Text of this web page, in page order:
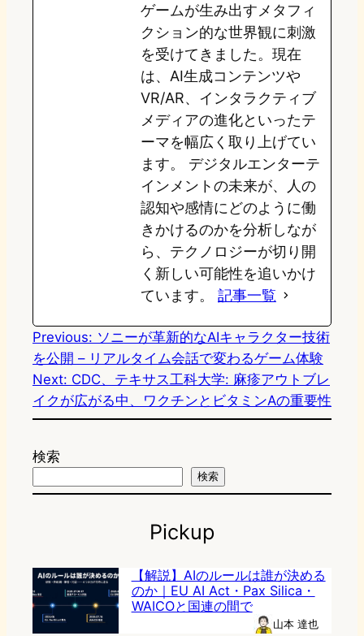
ゲームが生み出すメタフィ
クション的な世界観に刺激
を受けてきました。現在
は、AI生成コンテンツや
VR/AR、インタラクティブ
メディアの進化といったテ
ーマを幅広く取り上げてい
ます。 デジタルエンターテ
インメントの未来が、人の
認知や感情にどのように働
きかけるのかを分析しなが
ら、テクノロジーが切り開
く新しい可能性を追いかけ
ています。 記事一覧
Previous: ソニーが革新的なAIキャラクター技術
を公開 – リアルタイム会話で変わるゲーム体験
Next: CDC、テキサス工科大学: 麻疹アウトブレ
イクが広がる中、ワクチンとビタミンAの重要性
検索
検索
Pickup
【解説】AIのルールは誰が決める
のか｜EU AI Act・Pax Silica・
WAICOと国連の間で
山本 達也